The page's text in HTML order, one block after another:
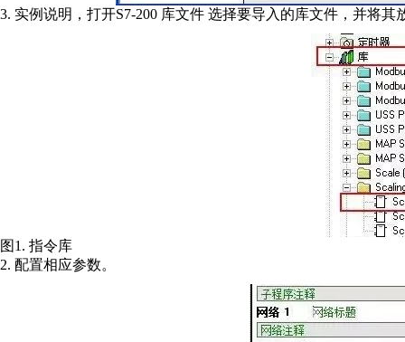
3. 实例说明，打开S7-200 库文件 选择要导入的库文件，并将
图1. 指令库
2. 配置相应参数。